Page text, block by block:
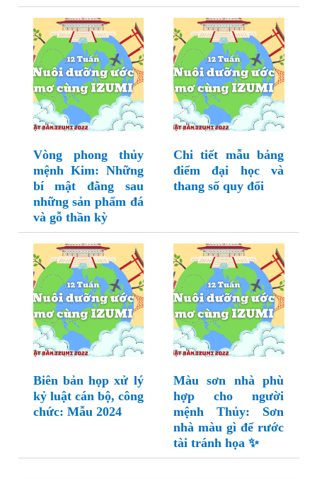
Vòng phong thủy
mệnh Kim: Những
bí mật đằng sau
những sản phẩm đá
và gỗ thần kỳ
Chi tiết mẫu bảng
điểm đại học và
thang số quy đổi
Biên bản họp xử lý
kỷ luật cán bộ, công
chức: Mẫu 2024
Màu sơn nhà phù
hợp cho người
mệnh Thủy: Sơn
nhà màu gì để rước
tài tránh họa ✨